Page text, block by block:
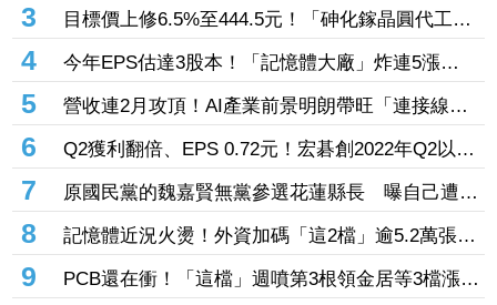
3
目標價上修6.5%至444.5元！「砷化鎵晶圓代工
廠」7月營收創4年半新高 1.6T光通訊開始貢獻營
收
4
今年EPS估達3股本！「記憶體大廠」炸連5漲
44% 外資卻砍近1.8萬張抱回31.5億元
5
營收連2月攻頂！AI產業前景明朗帶旺「連接線束
大廠」成長 外資目標價喊上3665元
6
Q2獲利翻倍、EPS 0.72元！宏碁創2022年Q2以來
新高 9月IFA將發表AI PC新品
7
原國民黨的魏嘉賢無黨參選花蓮縣長 曝自己遭打
壓當花蓮市長水塔還被投毒「次氯酸鈉」
8
記憶體近況火燙！外資加碼「這2檔」逾5.2萬張
旺宏獲投入近17億元、近5日大漲40%
9
PCB還在衝！「這檔」週噴第3根領金居等3檔漲